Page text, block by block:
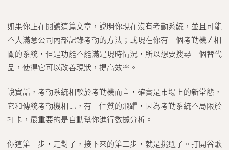
如果你正在閱讀這篇文章，說明你現在沒有考勤系統，並且可能
不大滿意公司內部記錄考勤的方法；或現在你有一個考勤機 / 相
關的系統，但是功能不能滿足現時情況，所以想要搜尋一個替代
品，使得它可以改善現狀，提高效率。
說實話，考勤系統相較於考勤機而言，確實是市場上的新常態，
它和傳統考勤機相比，有一個質的飛躍，因為考勤系統不局限於
打卡，最重要的是自動幫你進行數據分析。
你這第一步，走對了，接下來的第二步，就是挑選了。打開谷歌